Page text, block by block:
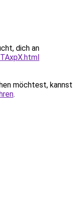
dich an
möchtest, kannst
.